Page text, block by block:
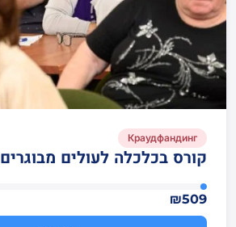
Краудфандинг
קורס בכלכלה לעולים מבוגרים
₪509